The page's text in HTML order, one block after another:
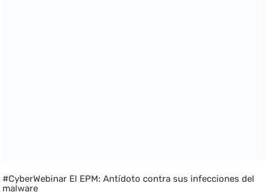
#CyberWebinar El EPM: Antídoto contra sus infecciones del
malware